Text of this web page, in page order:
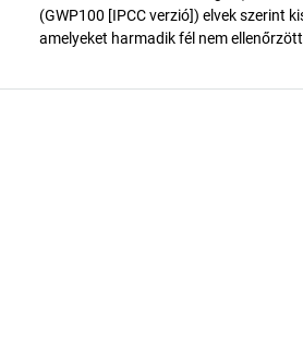
(GWP100 [IPCC verzió]) elvek szerint
amelyeket harmadik fél nem